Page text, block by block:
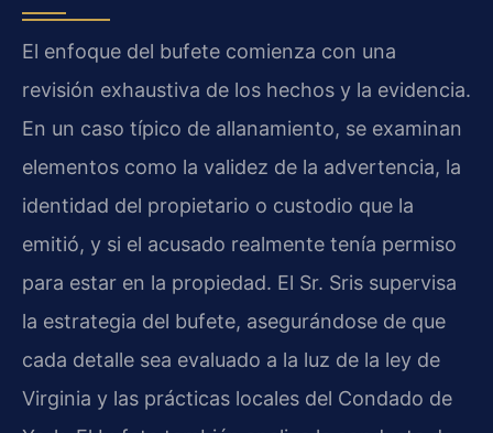
El enfoque del bufete comienza con una
revisión exhaustiva de los hechos y la evidencia.
En un caso típico de allanamiento, se examinan
elementos como la validez de la advertencia, la
identidad del propietario o custodio que la
emitió, y si el acusado realmente tenía permiso
para estar en la propiedad. El Sr. Sris supervisa
la estrategia del bufete, asegurándose de que
cada detalle sea evaluado a la luz de la ley de
Virginia y las prácticas locales del Condado de